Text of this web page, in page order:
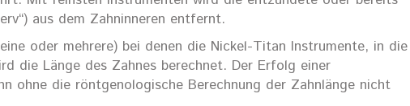
aus dem Zahninneren entfernt.
oder mehrere) bei denen die Nickel-Titan Instrumente, in die
die Länge des Zahnes berechnet. Der Erfolg einer
ohne die röntgenologische Berechnung der Zahnlänge nicht